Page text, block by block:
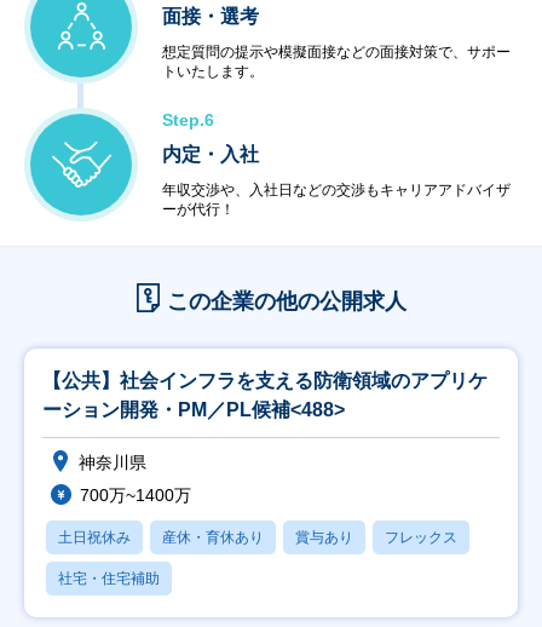
面接・選考
想定質問の提示や模擬面接などの面接対策で、サポー
トいたします。
Step.6
内定・入社
年収交渉や、入社日などの交渉もキャリアアドバイザ
ーが代行！
この企業の他の公開求人
【公共】社会インフラを支える防衛領域のアプリケ
ーション開発・PM／PL候補<488>
神奈川県
700万~1400万
土日祝休み 産休・育休あり 賞与あり フレックス
社宅・住宅補助